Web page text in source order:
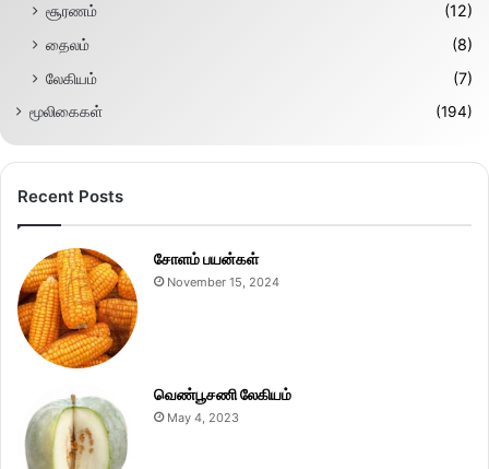
சூரணம்
(12)
தைலம்
(8)
லேகியம்
(7)
மூலிகைகள் (194)
Recent Posts
சோளம் பயன்கள்
November 15, 2024
வெண்பூசணி லேகியம்
May 4, 2023